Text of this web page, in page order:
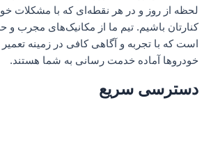
لحظه از روز و در هر نقطه‌ای که با مشکلات
کنارتان باشیم. تیم ما از مکانیک‌های مجرب
است که با تجربه و آگاهی کافی در زمینه
خودروها آماده خدمت رسانی به شما هستند.
دسترسی سریع